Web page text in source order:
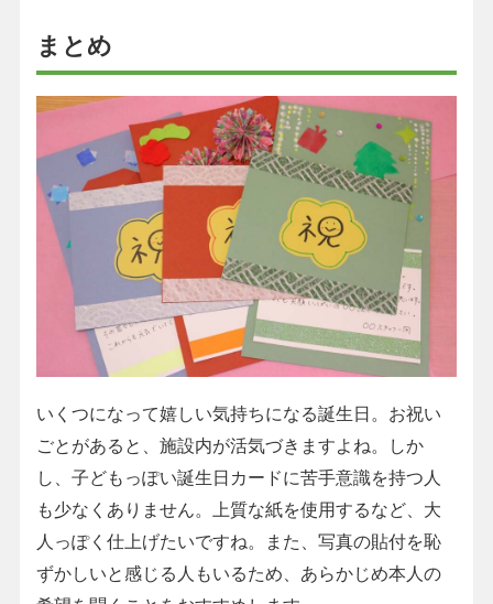
まとめ
いくつになって嬉しい気持ちになる誕生日。お祝い
ごとがあると、施設内が活気づきますよね。しか
し、子どもっぽい誕生日カードに苦手意識を持つ人
も少なくありません。上質な紙を使用するなど、大
人っぽく仕上げたいですね。また、写真の貼付を恥
ずかしいと感じる人もいるため、あらかじめ本人の